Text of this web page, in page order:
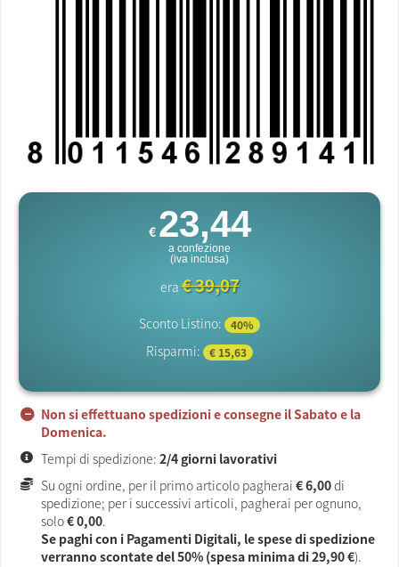
€ 23,44
a confezione
(iva inclusa)
era€ 39,07
Sconto Listino: 40%
Risparmi: € 15,63
Non si effettuano spedizioni e consegne il Sabato e la
Domenica.
Tempi di spedizione: 2/4 giorni lavorativi
Su ogni ordine, per il primo articolo pagherai € 6,00di
spedizione; per i successivi articoli, pagherai per ognuno,
solo€ 0,00.
Se paghi con i Pagamenti Digitali, le spese di spedizione
verranno scontate del 50% (spesa minima di29,90 €).